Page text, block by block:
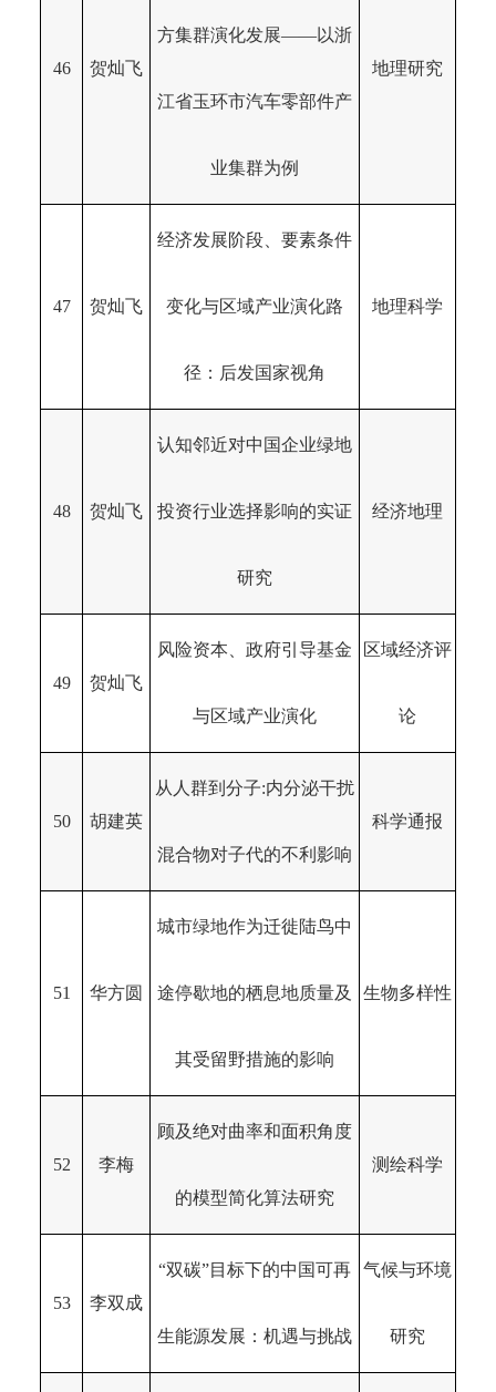
46 贺灿飞
方集群演化发展——以浙
江省玉环市汽车零部件产
业集群为例
地理研究
47 贺灿飞
经济发展阶段、要素条件
变化与区域产业演化路
径：后发国家视角
地理科学
48 贺灿飞
认知邻近对中国企业绿地
投资行业选择影响的实证
研究
经济地理
49 贺灿飞
风险资本、政府引导基金
与区域产业演化
区域经济评
论
50 胡建英
从人群到分子:内分泌干扰
混合物对子代的不利影响
科学通报
51 华方圆
城市绿地作为迁徙陆鸟中
途停歇地的栖息地质量及
其受留野措施的影响
生物多样性
52 李梅
顾及绝对曲率和面积角度
的模型简化算法研究
测绘科学
53 李双成
“双碳”目标下的中国可再
生能源发展：机遇与挑战
气候与环境
研究